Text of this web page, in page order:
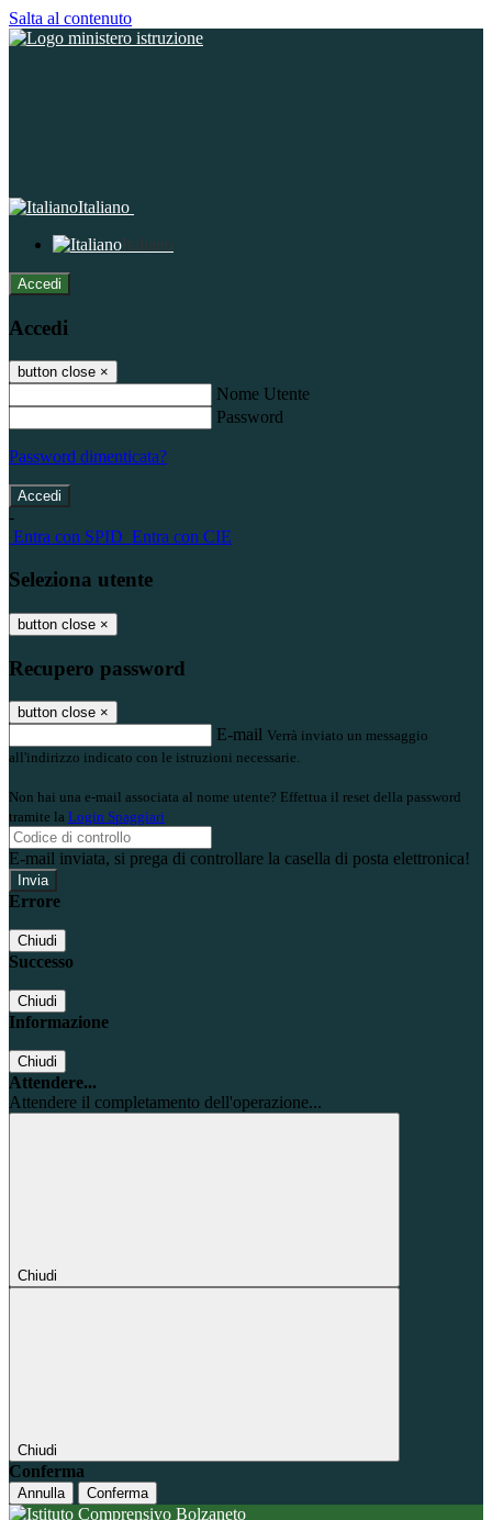
Salta al contenuto
Italiano
Italiano
Accedi
Accedi
button close ×
Nome Utente
Password
Password dimenticata?
-
Entra con SPID Entra con CIE
Seleziona utente
button close ×
Recupero password
button close ×
E-mail Verrà inviato un messaggio
all'indirizzo indicato con le istruzioni necessarie.
Non hai una e-mail associata al nome utente? Effettua il reset della password
tramite la Login Spaggiari
E-mail inviata, si prega di controllare la casella di posta elettronica!
Errore
Chiudi
Successo
Chiudi
Informazione
Chiudi
Attendere...
Attendere il completamento dell'operazione...
Chiudi
Chiudi
Conferma
Annulla Conferma